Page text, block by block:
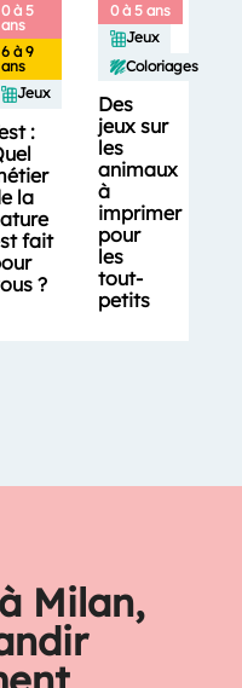
0 à 5
ans
6 à 9
ans
Jeux
:
la
fait
?
0 à 5 ans
Jeux
Coloriages
Des
jeux sur
les
animaux
à
imprimer
pour
les
tout-
petits
Milan,